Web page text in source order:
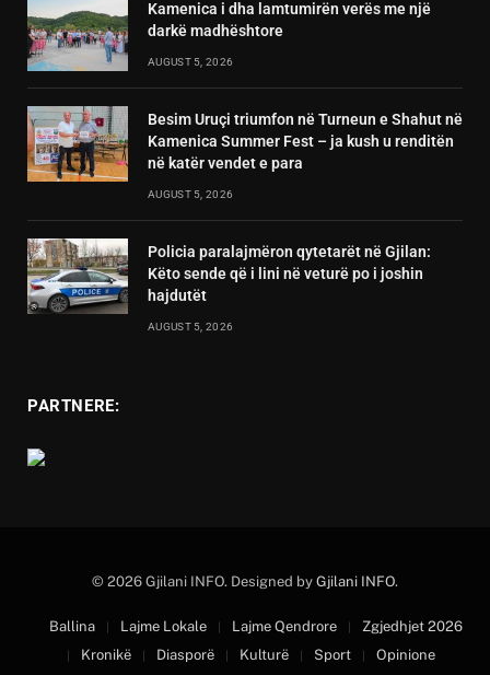
Kamenica i dha lamtumirën verës me një
darkë madhështore
AUGUST 5, 2026
Besim Uruçi triumfon në Turneun e Shahut në
Kamenica Summer Fest – ja kush u renditën
në katër vendet e para
AUGUST 5, 2026
Policia paralajmëron qytetarët në Gjilan:
Këto sende që i lini në veturë po i joshin
hajdutët
AUGUST 5, 2026
PARTNERE:
© 2026 Gjilani INFO. Designed by Gjilani INFO.
Ballina Lajme Lokale Lajme Qendrore
Zgjedhjet 2026
Kronikë
Diasporë Kulturë Sport
Opinione